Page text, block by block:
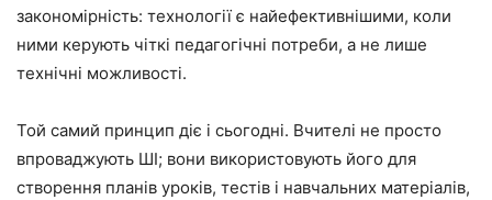
закономірність: технології є найефективнішими, коли
ними керують чіткі педагогічні потреби, а не лише
технічні можливості.
Той самий принцип діє і сьогодні. Вчителі не просто
впроваджують ШІ; вони використовують його для
створення планів уроків, тестів і навчальних матеріалів,